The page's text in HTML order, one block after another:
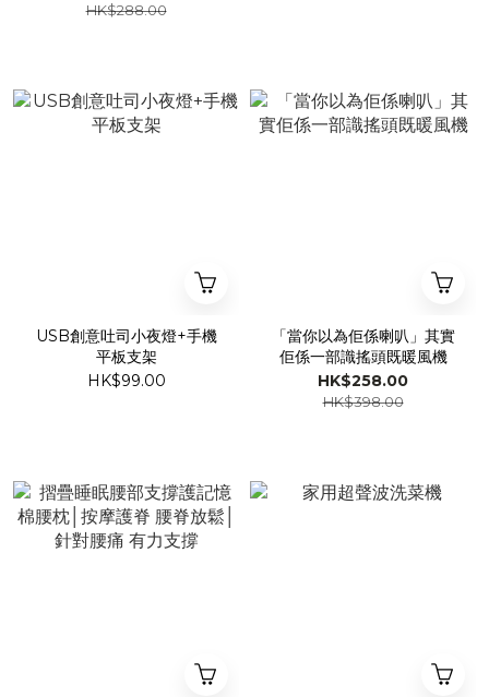
HK$288.00
USB創意吐司小夜燈+手機
平板支架
HK$99.00
「當你以為佢係喇叭」其實
佢係一部識搖頭既暖風機
HK$258.00
HK$398.00